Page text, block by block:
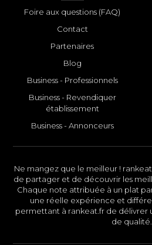
Foire aux questions (FAQ)
Contact
Partenaires
Blog
Business - Professionnels
Business - Revendiquer
établissement
Business - Annonceurs
Ne mangez que le meilleur !
de partager et de découvrir les
Chaque note attribuée à un plat
une réelle expérience et
permettant à rankeat.fr de délivrer
de qualité.